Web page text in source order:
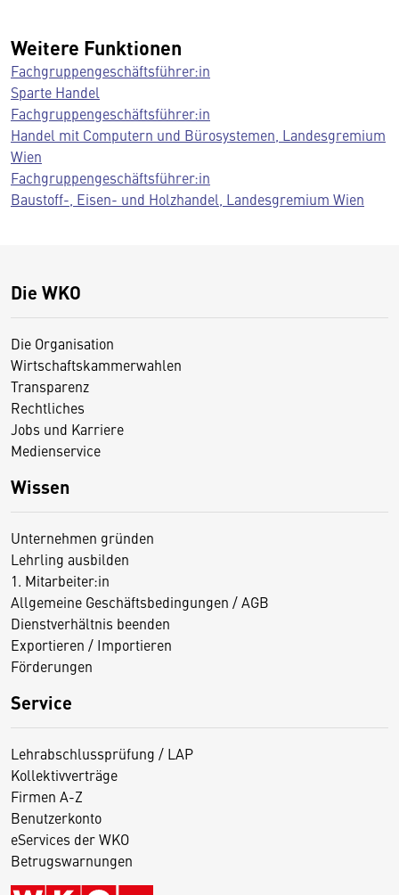
Weitere Funktionen
Fachgruppengeschäftsführer:in
Sparte Handel
Fachgruppengeschäftsführer:in
Handel mit Computern und Bürosystemen, Landesgremium
Wien
Fachgruppengeschäftsführer:in
Baustoff-, Eisen- und Holzhandel, Landesgremium Wien
Die WKO
Die Organisation
Wirtschaftskammerwahlen
Transparenz
Rechtliches
Jobs und Karriere
Medienservice
Wissen
Unternehmen gründen
Lehrling ausbilden
1. Mitarbeiter:in
Allgemeine Geschäftsbedingungen / AGB
Dienstverhältnis beenden
Exportieren / Importieren
Förderungen
Service
Lehrabschlussprüfung / LAP
Kollektivverträge
Firmen A-Z
Benutzerkonto
eServices der WKO
Betrugswarnungen